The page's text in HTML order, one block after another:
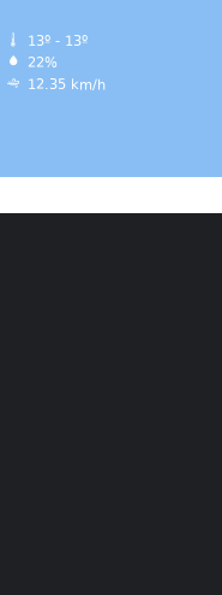
13º - 13º
22%
12.35 km/h